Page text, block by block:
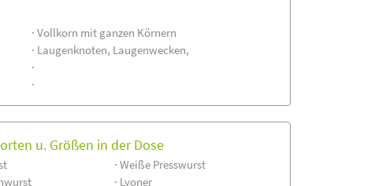
· Vollkorn mit ganzen Körnern
· Laugenknoten, Laugenwecken,
·
·
u. Größen in der Dose
· Weiße Presswurst
· Lyoner